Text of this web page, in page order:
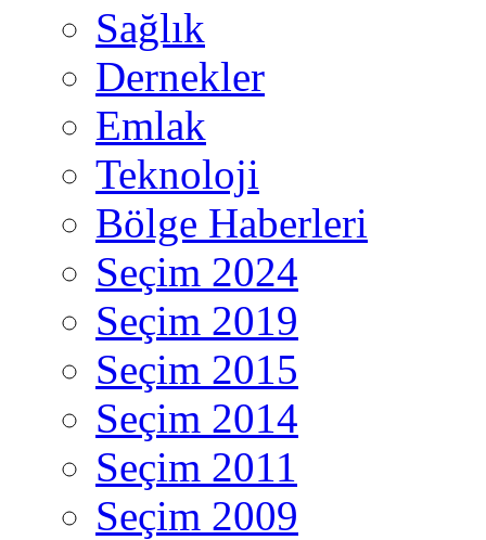
Sağlık
Dernekler
Emlak
Teknoloji
Bölge Haberleri
Seçim 2024
Seçim 2019
Seçim 2015
Seçim 2014
Seçim 2011
Seçim 2009